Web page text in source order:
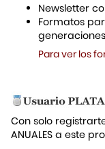
Newsletter
Formatos
Para ver los
Con solo
ANUALES a este